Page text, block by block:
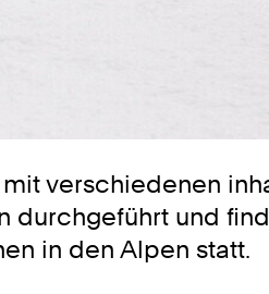
verschiedenen
durchgeführt und
in den Alpen statt.